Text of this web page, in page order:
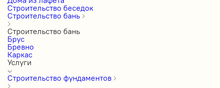
Строительство беседок
Строительство бань
Строительство бань
Брус
Бревно
Каркас
Услуги
Строительство фундаментов